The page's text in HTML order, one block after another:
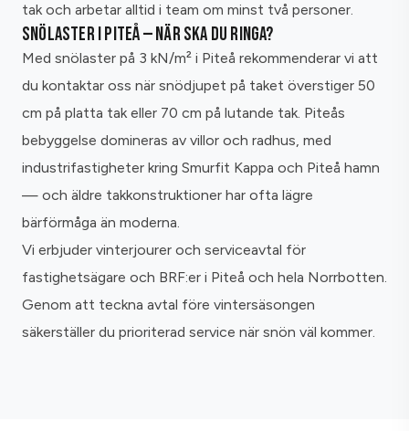
tak och arbetar alltid i team om minst två personer.
SNÖLASTER I PITEÅ — NÄR SKA DU RINGA?
Med snölaster på 3 kN/m² i Piteå rekommenderar vi att
du kontaktar oss när snödjupet på taket överstiger 50
cm på platta tak eller 70 cm på lutande tak. Piteås
bebyggelse domineras av villor och radhus, med
industrifastigheter kring Smurfit Kappa och Piteå hamn
— och äldre takkonstruktioner har ofta lägre
bärförmåga än moderna.
Vi erbjuder vinterjourer och serviceavtal för
fastighetsägare och BRF:er i Piteå och hela Norrbotten.
Genom att teckna avtal före vintersäsongen
säkerställer du prioriterad service när snön väl kommer.